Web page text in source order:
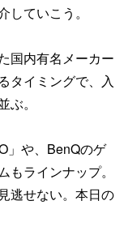
していこう。
国内有名メーカー
タイミングで、入
。
」や、BenQのゲ
ラインナップ。
逃せない。本日の